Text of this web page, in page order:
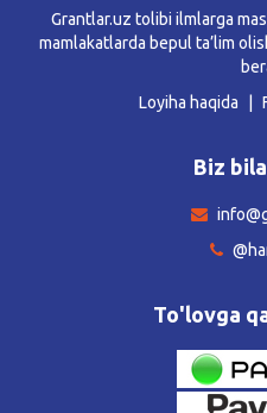
Grantlar.uz tolibi ilmlarga
mamlakatlarda bepul ta’lim
Loyiha haqida
Biz
To'lovga